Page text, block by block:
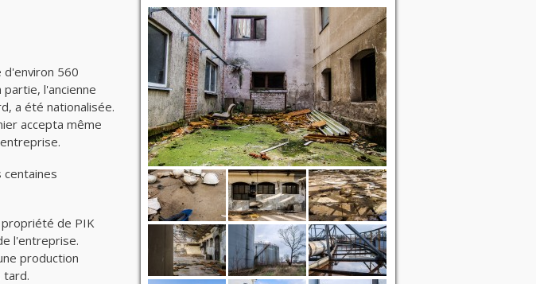
d'environ 560
l'ancienne
a été nationalisée.
accepta même
propriété de PIK
l'entreprise.
production
tard.